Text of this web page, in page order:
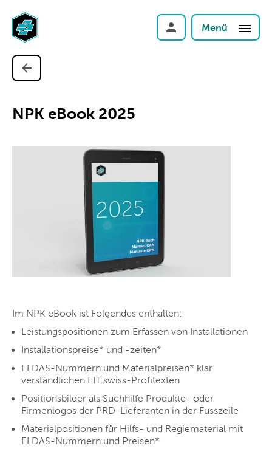
Menü
NPK eBook 2025
Im NPK eBook ist Folgendes enthalten:
Leistungspositionen zum Erfassen von Installationen
Installationspreise* und -zeiten*
ELDAS-Nummern und Materialpreisen* klar
verständlichen EIT.swiss-Profitexten
Positionsbilder als Suchhilfe Produkte- oder
Firmenlogos der PRD-Lieferanten in der Fusszeile
Materialpositionen für Hilfs- und Regiematerial mit
ELDAS-Nummern und Preisen*